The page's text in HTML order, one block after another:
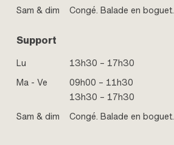
Sam & dim
Congé. Balade en boguet.
Support
Lu
13h30 – 17h30
Ma - Ve
09h00 – 11h30
13h30 – 17h30
Sam & dim
Congé. Balade en boguet.